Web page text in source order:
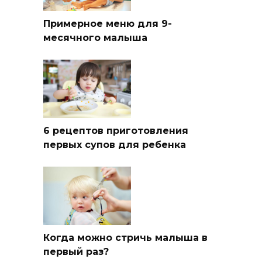
Примерное меню для 9-
месячного малыша
6 рецептов приготовления
первых супов для ребенка
Когда можно стричь малыша в
первый раз?